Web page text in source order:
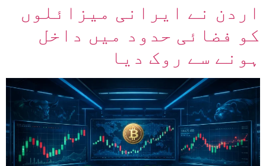
اردن نے ایرانی میزائلوں
کو فضائی حدود میں داخل
ہونے سے روک دیا